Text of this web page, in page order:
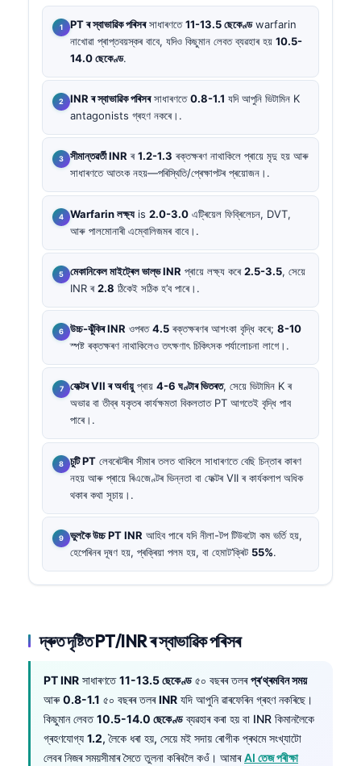
PT ৰ স্বাভাৱিক পৰিসৰসাধাৰণতে11-13.5 ছেকেণ্ডwarfarin
নাখোৱা প্ৰাপ্তবয়স্কৰ বাবে, যদিও কিছুমান লেবত ব্যৱহাৰ হয় 10.5-
14.0 ছেকেণ্ড.
INR ৰ স্বাভাৱিক পৰিসৰসাধাৰণতে0.8-1.1 যদি আপুনি ভিটামিন K
antagonists গ্ৰহণ নকৰে।.
সীমান্তৱৰ্তী INR ৰ1.2-1.3 ৰক্তক্ষৰণ নাথাকিলে প্ৰায়ে মৃদু হয় আৰু
সাধাৰণতে আতংক নহয়—পৰিস্থিতি/প্ৰেক্ষাপটৰ প্ৰয়োজন।.
Warfarin লক্ষ্যis 2.0-3.0 এট্ৰিয়েল ফিব্ৰিলেচন, DVT,
আৰু পালমোনাৰী এম্বোলিজমৰ বাবে।.
মেকানিকেল মাইট্ৰেল ভাল্ভ INR প্ৰায়ে লক্ষ্য কৰে2.5-3.5, সেয়ে
INR ৰ2.8 ঠিকেই সঠিক হ’ব পাৰে।.
উচ্চ-ঝুঁকিৰ INR ওপৰত4.5ৰক্তক্ষৰণৰ আশংকা বৃদ্ধি কৰে; 8-10
স্পষ্ট ৰক্তক্ষৰণ নাথাকিলেও তৎক্ষণাৎ চিকিৎসক পৰ্যালোচনা লাগে।.
ফেক্টৰ VII ৰ অৰ্ধায়ুপ্ৰায় 4-6 ঘণ্টাৰ ভিতৰত, সেয়ে ভিটামিন K ৰ
অভাৱ বা তীব্ৰ যকৃতৰ কাৰ্যক্ষমতা বিকলতাত PT আগতেই বৃদ্ধি পাব
পাৰে।.
চুটি PT লেবৰেটৰীৰ সীমাৰ তলত থাকিলে সাধাৰণতে বেছি চিন্তাৰ কাৰণ
নহয় আৰু প্ৰায়ে ৰিএজেণ্টৰ ভিন্নতা বা ফেক্টৰ VII ৰ কাৰ্যকলাপ অধিক
থকাৰ কথা সূচায়।.
ভুলকৈ উচ্চ PT INR আহিব পাৰে যদি নীলা-টপ টিউবটো কম ভৰ্তি হয়,
হেপেৰিনৰ দূষণ হয়, প্ৰক্ৰিয়া পলম হয়, বা হেমাট’ক্ৰিট 55%.
দ্ৰুত দৃষ্টিত PT/INR ৰ স্বাভাৱিক পৰিসৰ
PT INR সাধাৰণতে11-13.5 ছেকেণ্ড৫০ বছৰৰ তলৰপ্ৰ’থ্ৰমবিন সময়
আৰু0.8-1.1 ৫০ বছৰৰ তলৰINR যদি আপুনি ৱাৰফেৰিন গ্ৰহণ নকৰিছে।
কিছুমান লেবত10.5-14.0 ছেকেণ্ডব্যৱহাৰ কৰা হয় বা INR কিমানলৈকে
গ্ৰহণযোগ্য 1.2, লৈকে ধৰা হয়, সেয়ে মই সদায় ৰোগীক প্ৰথমে সংখ্যাটো
লেবৰ নিজৰ সময়সীমাৰ সৈতে তুলনা কৰিবলৈ কওঁ। আমাৰAI তেজ পৰীক্ষা